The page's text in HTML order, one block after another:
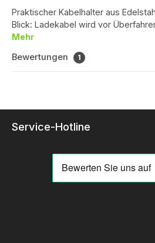
Praktischer Kabelhalter aus
Blick: Ladekabel wird vor
Mehr
Bewertungen 1
Service-Hotline